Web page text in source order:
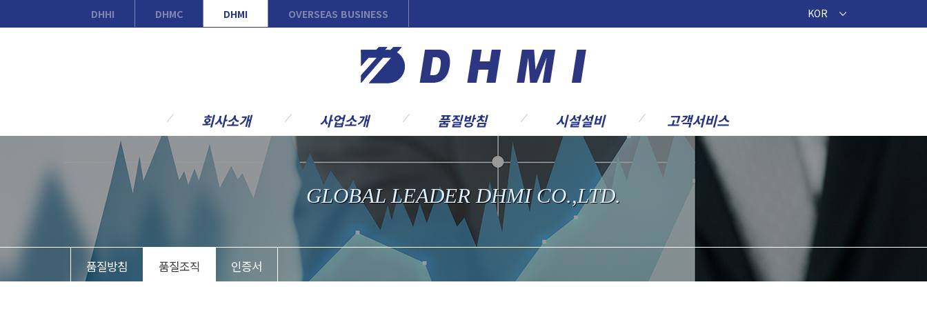
DHHI DHMC DHMI OVERSEAS BUSINESS KOR
회사소개
회사안내
CEO 인사말
조직도
현장소개
사업소개
사업개요
가공사업
발전설비사업
플랜트사업
주요고객
주요 사업실적
품질방침
품질방침
인증서
시설설비
본사 및 공장안내
주요시설/설비
주요 작업 프로세스
고객서비스
공지사항
문의요청
제안요청
GLOBAL LEADER DHMI CO.,LTD.
품질방침 품질조직 인증서